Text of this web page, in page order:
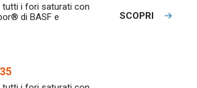
i fori saturati con
di BASF e
SCOPRI